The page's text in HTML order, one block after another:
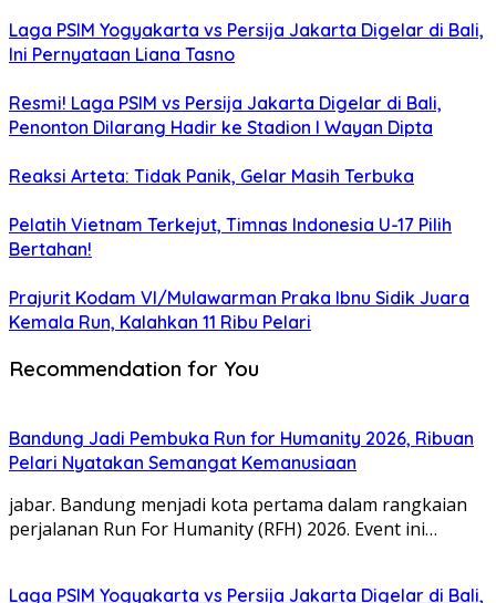
Laga PSIM Yogyakarta vs Persija Jakarta Digelar di Bali,
Ini Pernyataan Liana Tasno
Resmi! Laga PSIM vs Persija Jakarta Digelar di Bali,
Penonton Dilarang Hadir ke Stadion I Wayan Dipta
Reaksi Arteta: Tidak Panik, Gelar Masih Terbuka
Pelatih Vietnam Terkejut, Timnas Indonesia U-17 Pilih
Bertahan!
Prajurit Kodam VI/Mulawarman Praka Ibnu Sidik Juara
Kemala Run, Kalahkan 11 Ribu Pelari
Recommendation for You
Bandung Jadi Pembuka Run for Humanity 2026, Ribuan
Pelari Nyatakan Semangat Kemanusiaan
jabar. Bandung menjadi kota pertama dalam rangkaian
perjalanan Run For Humanity (RFH) 2026. Event ini…
Laga PSIM Yogyakarta vs Persija Jakarta Digelar di Bali,